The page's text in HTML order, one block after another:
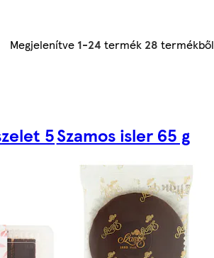
Megjelenítve 1-24 termék 28 termékből
5Szamos isler 65 g